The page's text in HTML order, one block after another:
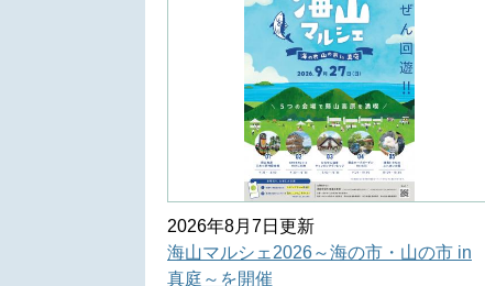
2026年8月7日更新
海山マルシェ2026～海の市・山の市 in
真庭～を開催